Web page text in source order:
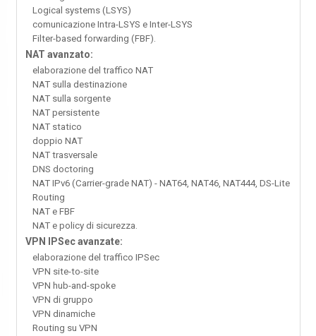
Logical systems (LSYS)
comunicazione Intra-LSYS e Inter-LSYS
Filter-based forwarding (FBF).
NAT avanzato:
elaborazione del traffico NAT
NAT sulla destinazione
NAT sulla sorgente
NAT persistente
NAT statico
doppio NAT
NAT trasversale
DNS doctoring
NAT IPv6 (Carrier-grade NAT) - NAT64, NAT46, NAT444, DS-Lite
Routing
NAT e FBF
NAT e policy di sicurezza.
VPN IPSec avanzate:
elaborazione del traffico IPSec
VPN site-to-site
VPN hub-and-spoke
VPN di gruppo
VPN dinamiche
Routing su VPN